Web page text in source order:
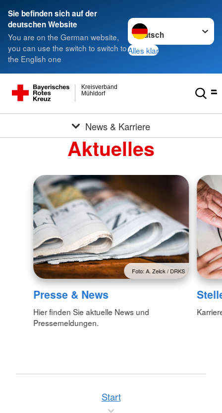
Sie befinden sich auf der
deutschen Website
You are on the German website,
you can use the switch to switch to
the English one
Sprache wechseln zu
Alles klar
Mühldorf
Kreisverband
News & Karriere
Aktuelles
Foto: A. Zelck / DRKS
Presse & News
Hier finden Sie aktuelle News und
Pressemeldungen.
Start